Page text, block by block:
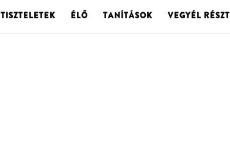
ÉLŐ TANÍTÁSOK VEGYÉL RÉSZT